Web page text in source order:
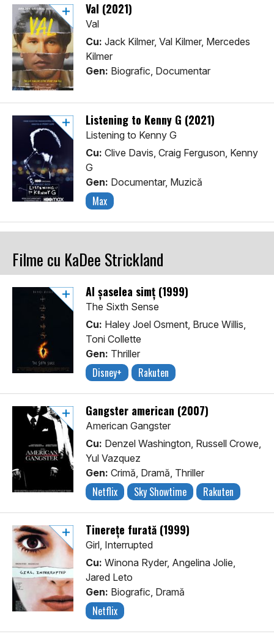
Val (2021)
Val
Cu: Jack Kilmer, Val Kilmer, Mercedes
Kilmer
Gen: Biografic, Documentar
Listening to Kenny G (2021)
Listening to Kenny G
Cu: Clive Davis, Craig Ferguson, Kenny
G
Gen: Documentar, Muzică
Max
Filme cu KaDee Strickland
Al șaselea simț (1999)
The Sixth Sense
Cu: Haley Joel Osment, Bruce Willis,
Toni Collette
Gen: Thriller
Disney+ Rakuten
Gangster american (2007)
American Gangster
Cu: Denzel Washington, Russell Crowe,
Yul Vazquez
Gen: Crimă, Dramă, Thriller
Netflix Sky Showtime Rakuten
Tinerețe furată (1999)
Girl, Interrupted
Cu: Winona Ryder, Angelina Jolie,
Jared Leto
Gen: Biografic, Dramă
Netflix